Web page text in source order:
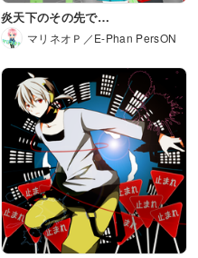
炎天下のその先で…
マリネオＰ／E-Phan PersON